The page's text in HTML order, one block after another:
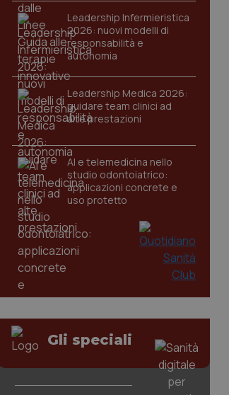
Leadership Infermieristica
2026: nuovi modelli di
responsabilità e
autonomia
Leadership Medica 2026:
guidare team clinici ad
alte prestazioni
AI e telemedicina nello
studio odontoiatrico:
applicazioni concrete e
uso protetto
Gli speciali